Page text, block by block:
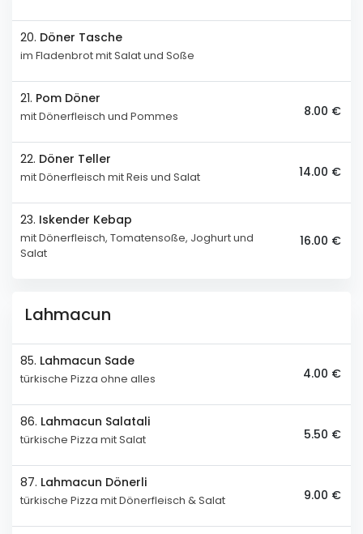
20. Döner Tasche
im Fladenbrot mit Salat und Soße
21. Pom Döner
mit Dönerfleisch und Pommes 8.00 €
22. Döner Teller
mit Dönerfleisch mit Reis und Salat 14.00 €
23. Iskender Kebap
mit Dönerfleisch, Tomatensoße, Joghurt und
Salat
16.00 €
Lahmacun
85. Lahmacun Sade
türkische Pizza ohne alles 4.00 €
86. Lahmacun Salatali
türkische Pizza mit Salat 5.50 €
87. Lahmacun Dönerli
türkische Pizza mit Dönerfleisch & Salat 9.00 €